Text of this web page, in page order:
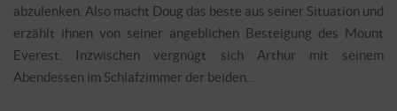
abzulenken. Also macht Doug das beste aus seiner Situation und
erzählt ihnen von seiner angeblichen Besteigung des Mount
Everest. Inzwischen vergnügt sich Arthur mit seinem
Abendessen im Schlafzimmer der beiden...